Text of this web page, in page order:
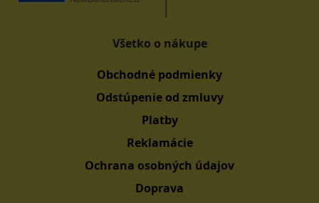
Všetko o nákupe
Obchodné podmienky
Odstúpenie od zmluvy
Platby
Reklamácie
Ochrana osobných údajov
Doprava